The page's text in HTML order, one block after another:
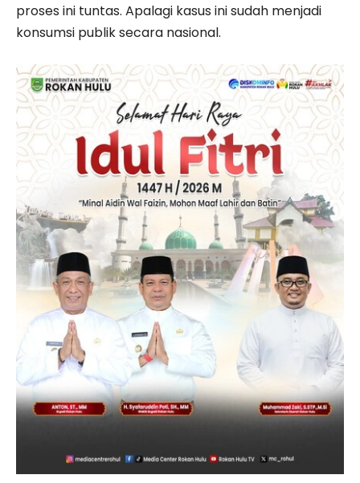
proses ini tuntas. Apalagi kasus ini sudah menjadi
konsumsi publik secara nasional.